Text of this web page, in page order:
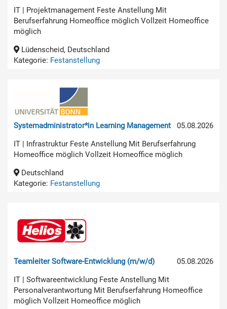
IT | Projektmanagement Feste Anstellung Mit
Berufserfahrung Homeoffice möglich Vollzeit Homeoffice
möglich
Lüdenscheid, Deutschland
Kategorie: Festanstellung
05.08.2026
Systemadministrator*in Learning Management
IT | Infrastruktur Feste Anstellung Mit Berufserfahrung
Homeoffice möglich Vollzeit Homeoffice möglich
Deutschland
Kategorie: Festanstellung
05.08.2026
Teamleiter Software-Entwicklung (m/w/d)
IT | Softwareentwicklung Feste Anstellung Mit
Personalverantwortung Mit Berufserfahrung Homeoffice
möglich Vollzeit Homeoffice möglich